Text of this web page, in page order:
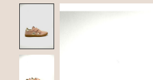
Product image